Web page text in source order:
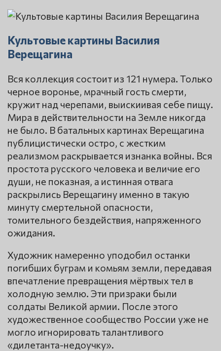
Культовые картины Василия
Верещагина
Вся коллекция состоит из 121 нумера. Только
черное воронье, мрачный гость смерти,
кружит над черепами, выискиивая себе пищу.
Мира в действительности на Земле никогда
не было. В батальных картинах Верещагина
публицистически остро, с жестким
реализмом раскрывается изнанка войны. Вся
простота русского человека и величие его
души, не показная, а истинная отвага
раскрылись Верещагину именно в такую
минуту смертельной опасности,
томительного бездействия, напряженного
ожидания.
Художник намеренно уподобил останки
погибших буграм и комьям земли, передавая
впечатление превращения мёртвых тел в
холодную землю. Эти призраки были
солдаты Великой армии. После этого
художественное сообщество России уже не
могло игнорировать талантливого
«дилетанта-недоучку».